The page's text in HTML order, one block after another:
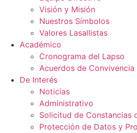
Visión y Misión
Nuestros Símbolos
Valores Lasallistas
Académico
Cronograma del Lapso
Acuerdos de Convivencia
De Interés
Noticias
Administrativo
Solicitud de Constancias
Protección de Datos y